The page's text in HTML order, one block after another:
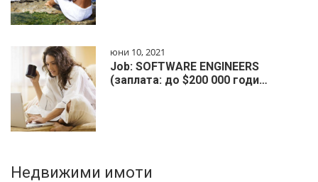
юни 10, 2021
Job: SOFTWARE ENGINEERS
(заплата: до $200 000 годи…
Недвижими имоти